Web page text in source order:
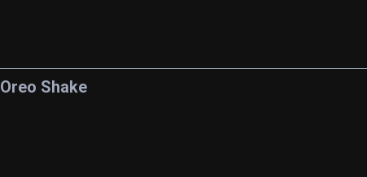
Oreo Shake